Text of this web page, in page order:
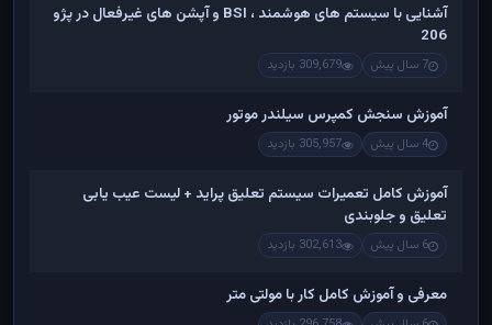
آشنایی با سیستم های هوشمند ، BSI و آپشن های غیرفعال در پژو
206
7 سال پیش 309,679 بازدید
آموزش سنجش کمپرس سیلندر موتور
4 سال پیش 305,957 بازدید
آموزش کامل تعمیرات سیستم تعلیق پراید + لیست عیب یابی
تعلیق و جلوبندی
6 سال پیش 302,613 بازدید
معرفی و آموزش کامل کار با مولتی متر